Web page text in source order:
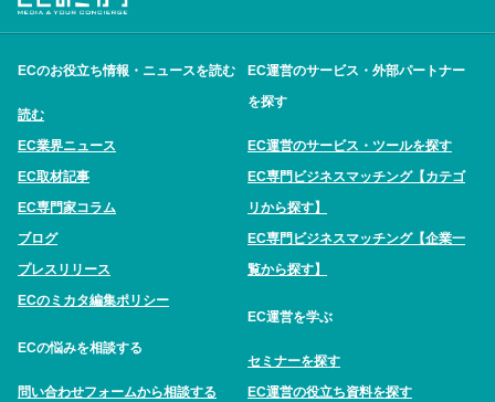
ECのお役立ち情報・ニュースを読む
読む
EC業界ニュース
EC取材記事
EC専門家コラム
ブログ
プレスリリース
ECのミカタ編集ポリシー
ECの悩みを相談する
問い合わせフォームから相談する
EC運営のサービス・外部パートナー
を探す
EC運営のサービス・ツールを探す
EC専門ビジネスマッチング【カテゴ
リから探す】
EC専門ビジネスマッチング【企業一
覧から探す】
EC運営を学ぶ
セミナーを探す
EC運営の役立ち資料を探す